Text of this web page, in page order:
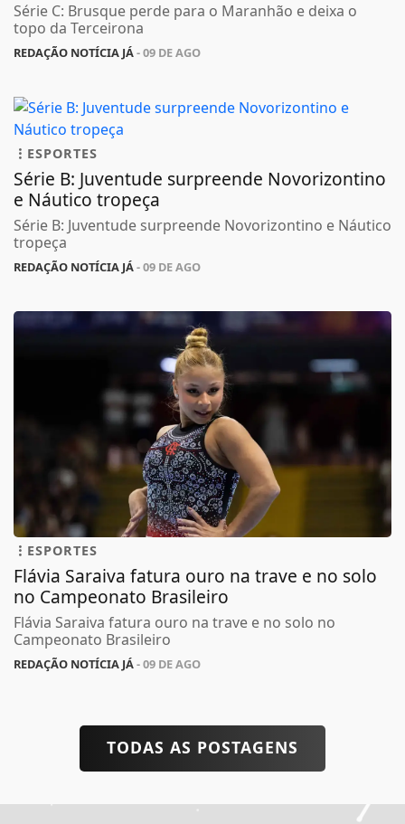
Série C: Brusque perde para o Maranhão e deixa o
topo da Terceirona
REDAÇÃO NOTÍCIA JÁ- 09 DE AGO
ESPORTES
Série B: Juventude surpreende Novorizontino
e Náutico tropeça
Série B: Juventude surpreende Novorizontino e Náutico
tropeça
REDAÇÃO NOTÍCIA JÁ- 09 DE AGO
ESPORTES
Flávia Saraiva fatura ouro na trave e no solo
no Campeonato Brasileiro
Flávia Saraiva fatura ouro na trave e no solo no
Campeonato Brasileiro
REDAÇÃO NOTÍCIA JÁ- 09 DE AGO
TODAS AS POSTAGENS